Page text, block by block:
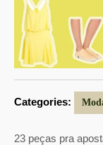
Categories:
23 peças pra